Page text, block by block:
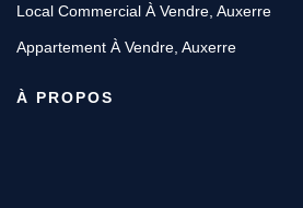
Local Commercial À Vendre, Auxerre
Appartement À Vendre, Auxerre
À PROPOS